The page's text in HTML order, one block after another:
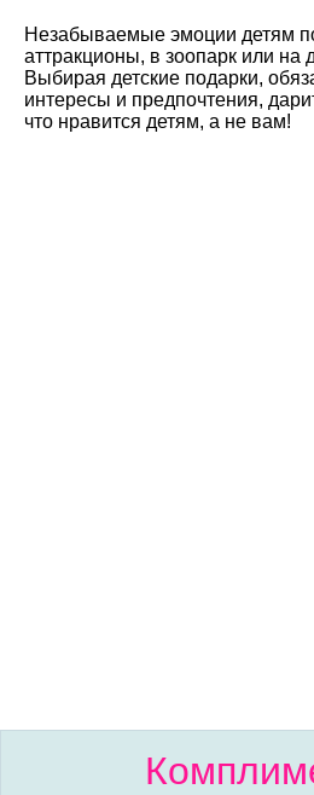
Незабываемые эмоции детям
аттракционы, в зоопарк или на
Выбирая детские подарки,
интересы и предпочтения,
что нравится детям, а не вам!